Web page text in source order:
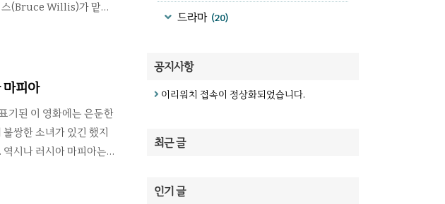
드라마 (20)
공지사항
이리워치 접속이 정상화되었습니다.
최근 글
인기 글
스(Bruce Willis)가 맡은
. 아내와는 별거 중이고
않으며 의지 만큼은 꺾이
마피아
기된 이 영화에는 은둔한
쌍한 소녀가 있긴 했지
시나 러시아 마피아는
살고있는 보스까지도 포